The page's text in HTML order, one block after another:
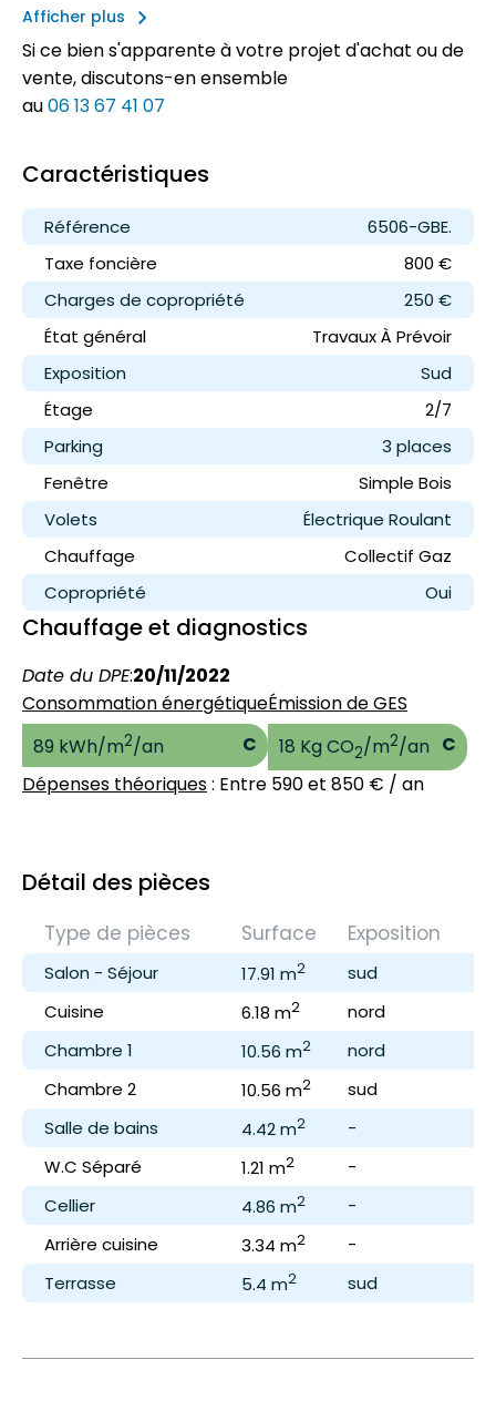
Afficher plus keyboard_arrow_right
Si ce bien s'apparente à votre projet d'achat ou de
vente, discutons-en ensemble
au06 13 67 41 07
Caractéristiques
Référence
6506-GBE.
Taxe foncière
800 €
Charges de copropriété
250 €
État général
Travaux À Prévoir
Exposition
Sud
Étage
2/7
Parking
3 places
Fenêtre
Simple Bois
Volets
Électrique Roulant
Chauffage
Collectif Gaz
Copropriété
Oui
Chauffage et diagnostics
Date du DPE:20/11/2022
Consommation énergétique
89 kWh/m2/an C
Émission de GES
18 Kg CO2/m2/an C
Dépenses théoriques: Entre 590 et 850 € / an
Détail des pièces
Type de pièces Surface Exposition
Salon - Séjour 17.91 m2 sud
Cuisine
6.18 m2 nord
Chambre 1
10.56 m2 nord
Chambre 2
10.56 m2 sud
Salle de bains
4.42 m2 -
W.C Séparé
1.21 m2 -
Cellier
4.86 m2 -
Arrière cuisine
3.34 m2 -
Terrasse
5.4 m2 sud